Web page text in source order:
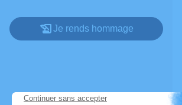
Je rends hommage